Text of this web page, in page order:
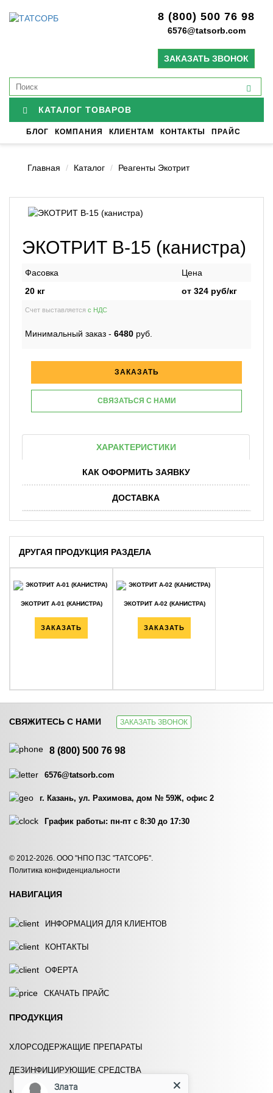
8 (800) 500 76 98
6576@tatsorb.com
ЗАКАЗАТЬ ЗВОНОК
КАТАЛОГ ТОВАРОВ
БЛОГ КОМПАНИЯ КЛИЕНТАМ КОНТАКТЫ ПРАЙС
Главная Каталог Реагенты Экотрит
ЭКОТРИТ В-15 (канистра)
Фасовка
Цена
20 кг
от 324 руб/кг
Счет выставляется с НДС
Минимальный заказ - 6480 руб.
ЗАКАЗАТЬ
СВЯЗАТЬСЯ С НАМИ
ХАРАКТЕРИСТИКИ
КАК ОФОРМИТЬ ЗАЯВКУ
ДОСТАВКА
ДРУГАЯ ПРОДУКЦИЯ РАЗДЕЛА
ЭКОТРИТ А-01 (КАНИСТРА)
ЗАКАЗАТЬ
ЭКОТРИТ А-02 (КАНИСТРА)
ЗАКАЗАТЬ
ЭКОТРИТ А-04 (КАНИСТРА)
ЗАКАЗАТЬ
ЭКОТРИТ А-05 (КАНИСТРА)
ЗАКАЗАТЬ
ЭКОТРИТ В-11 (БОЧКА)
ЗАКАЗАТЬ
ЭКОТРИТ В-16 (КАНИСТРА)
СВЯЖИТЕСЬ С НАМИ ЗАКАЗАТЬ ЗВОНОК
8 (800) 500 76 98
6576@tatsorb.com
г. Казань, ул. Рахимова, дом № 59Ж, офис 2
График работы: пн-пт с 8:30 до 17:30
© 2012-2026. ООО "НПО ПЗС "ТАТСОРБ".
Политика конфиденциальности
НАВИГАЦИЯ
ИНФОРМАЦИЯ ДЛЯ КЛИЕНТОВ
КОНТАКТЫ
ОФЕРТА
СКАЧАТЬ ПРАЙС
ПРОДУКЦИЯ
ХЛОРСОДЕРЖАЩИЕ ПРЕПАРАТЫ
ДЕЗИНФИЦИРУЮЩИЕ СРЕДСТВА
Злата